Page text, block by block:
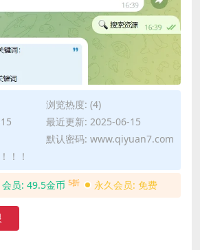
浏览热度: (4)
最近更新: 2025-06-15
默认密码: www.qiyuan7.com
！！
会员: 49.5金币 5折 永久会员: 免费